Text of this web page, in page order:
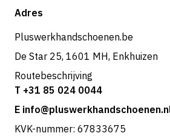
Retouren & service
Shop
Adres
Pluswerkhandschoenen.be
De Star 25, 1601 MH, Enkhuizen
Routebeschrijving
T +31 85 024 0044
E
KVK-nummer: 67833675